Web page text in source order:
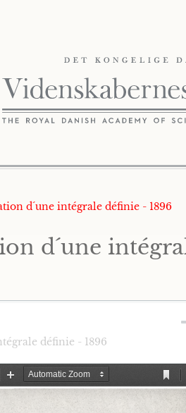
d´une intégrale définie - 1896
d´une
définie - 1896